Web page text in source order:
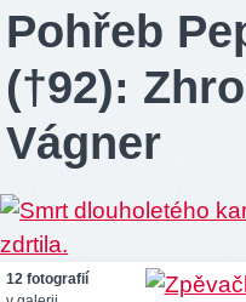
Pohřeb
(†92):
Vágner
12 fotografií